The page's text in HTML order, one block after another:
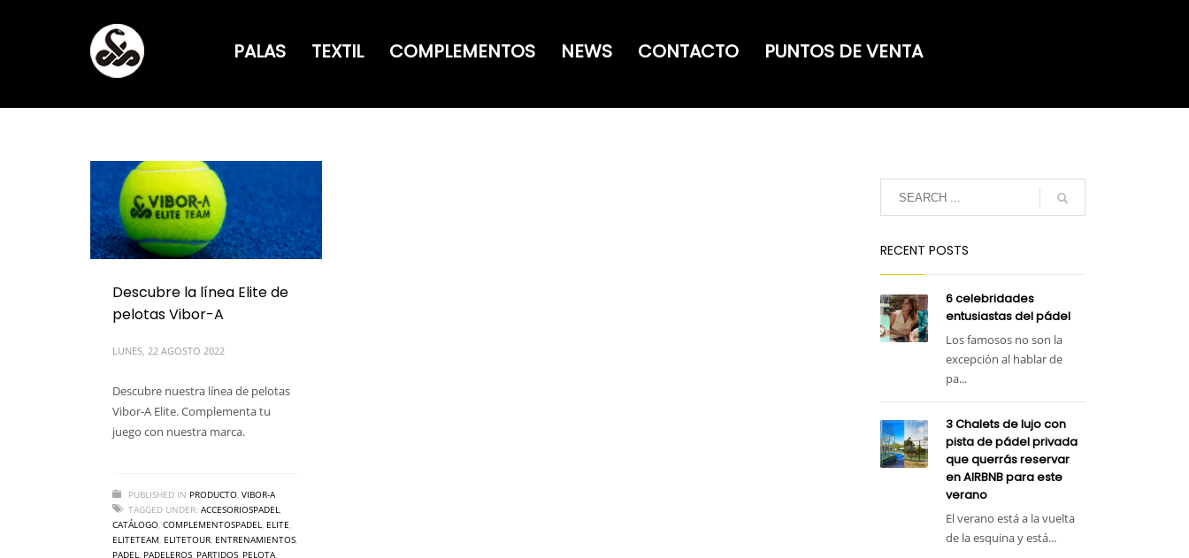
PALAS TEXTIL COMPLEMENTOS NEWS CONTACTO PUNTOS DE VENTA
Descubre la línea Elite de
pelotas Vibor-A
LUNES, 22 AGOSTO 2022
Descubre nuestra línea de pelotas
Vibor-A Elite. Complementa tu
juego con nuestra marca.
PUBLISHED IN PRODUCTO VIBOR-A
TAGGED UNDER: ACCESORIOSPADEL
CATÁLOGO COMPLEMENTOSPADEL ELITE
ELITETEAM ELITETOUR ENTRENAMIENTOS
PADEL
PADELEROS PARTIDOS PELOTA
RECENT POSTS
6 celebridades
entusiastas del pádel
Los famosos no son la
excepción al hablar de
pa...
3 Chalets de lujo con
pista de pádel privada
que querrás reservar
en AIRBNB para este
verano
El verano está a la vuelta
de la esquina y está...